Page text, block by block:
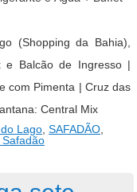
(Shopping da Bahia),
e Balcão de Ingresso |
com Pimenta | Cruz das
Central Mix
Lago, SAFADÃO,